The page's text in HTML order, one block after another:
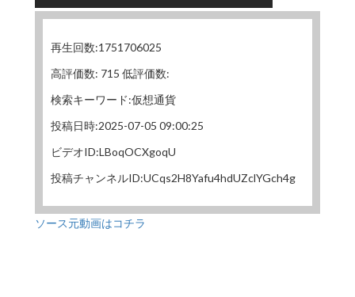
再生回数:1751706025
高評価数: 715 低評価数:
検索キーワード:仮想通貨
投稿日時:2025-07-05 09:00:25
ビデオID:LBoqOCXgoqU
投稿チャンネルID:UCqs2H8Yafu4hdUZclYGch4g
ソース元動画はコチラ